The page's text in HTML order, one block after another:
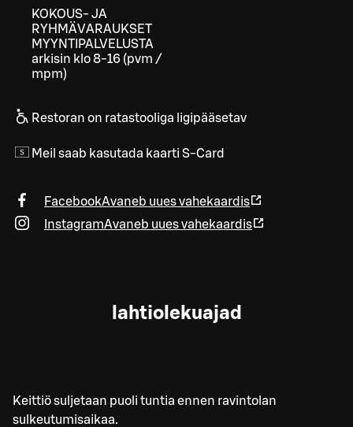
KOKOUS- JA
RYHMÄVARAUKSET
MYYNTIPALVELUSTA
arkisin klo 8-16 (pvm /
mpm)
Restoran on ratastooliga ligipääsetav
Meil saab kasutada kaarti S-Card
FacebookAvaneb uues vahekaardis
InstagramAvaneb uues vahekaardis
lahtiolekuajad
Keittiö suljetaan puoli tuntia ennen ravintolan
sulkeutumisaikaa.